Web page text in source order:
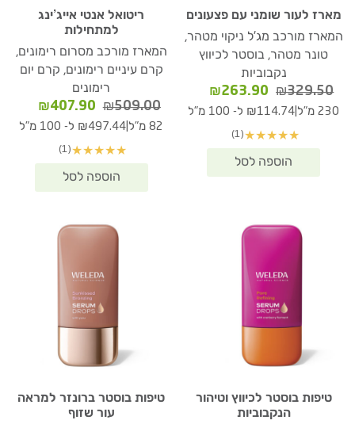
מארז לעור שומני עם פצעונים
המארז מורכב מג'ל ניקוי מטהר,
טונר מטהר, בוסטר לכיווץ
נקבוביות
₪329.50
המחיר
המקורי
₪329.50.
₪263.90
המחיר
הנוכחי
230 מ"ל ₪114.74 ל- 100 מ"ל
★
★
★
★
★
(1)
ריטואל אנטי אייג’ינג
למתחילות
המארז מורכב מסרום רימונים,
קרם עיניים רימונים, קרם יום
רימונים
₪509.00
המחיר
המקורי
₪509.00.
₪407.90
הנוכחי
82 מ"ל ₪497.44 ל- 100 מ"ל
★
★
★
★
★
(1)
טיפות בוסטר לכיווץ וטיהור
הנקבוביות
טיפות בוסטר ברונזר למראה
עור שזוף